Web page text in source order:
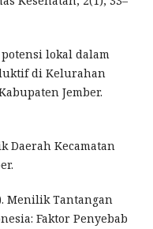
potensi lokal dalam
di Kelurahan
Jember.
Daerah Kecamatan
Menilik Tantangan
Faktor Penyebab